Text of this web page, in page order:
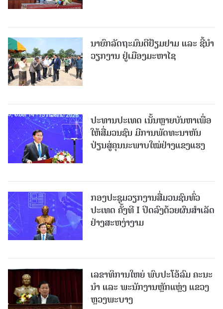
ນາຍົກລັດຖະມົນຕີຢ້ຽມຢາມ ແລະ ຊີ້ນຳ
ວຽກງານ ຢູ່ເມືອງມະຫາໄຊ
ປະທານປະເທດ ເນັ້ນຫຼາຍບັນຫາເພື່ອ
ໃຫ້ສື່ມວນຊົນ ມີການພັດທະນາຫັນ
ປ່ຽນສູ່ຄຸນນະພາບໃໝ່ຢ່າງແຂງແຮງ
ກອງປະຊຸມວຽກງານສື່ມວນຊົນທົ່ວ
ປະເທດ ຄັ້ງທີ I ປິດລົງດ້ວຍຜົນສໍາເລັດ
ຢ່າງສະຫງ່າງາມ
ເລຂາທິການໃຫຍ່ ພົບປະໂອ້ລົມ ຄະນະ
ນໍາ ແລະ ພະນັກງານຫຼັກແຫຼ່ງ ແຂວງ
ຫຼວງພະບາງ